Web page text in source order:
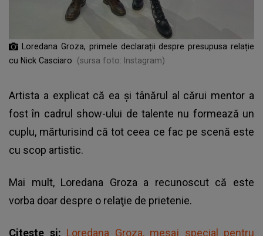
Loredana Groza, primele declarații despre presupusa relație
cu Nick Casciaro
(sursa foto: Instagram)
Artista a explicat că ea și tânărul al cărui mentor a
fost în cadrul show-ului de talente nu formează un
cuplu, mărturisind că tot ceea ce fac pe scenă este
cu scop artistic.
Mai mult, Loredana Groza a recunoscut că este
vorba doar despre o relaţie de prietenie.
Citeste si: Loredana Groza, mesaj special pentru